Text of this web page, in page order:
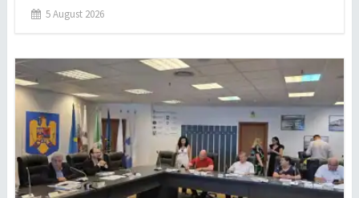
5 August 2026